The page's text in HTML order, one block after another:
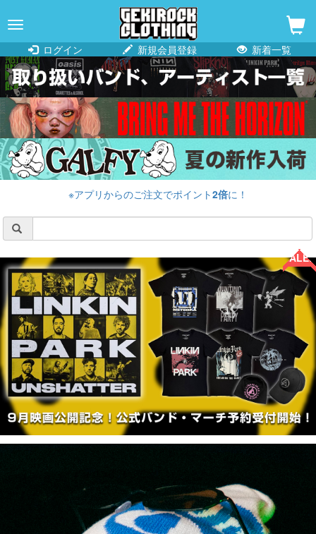
navigation
ログイン
新規会員登録 新着一覧
※アプリからのご注文でポイント2倍に！
SALE!!
SALE!!
SALE!!
SALE!!
SALE!!
SALE!!
SALE!!
SALE!!
SALE!!